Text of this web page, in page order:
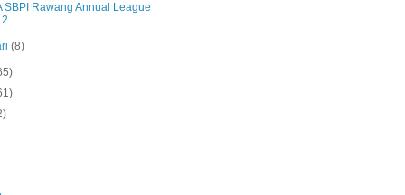
SBPI Rawang Annual League
(8)